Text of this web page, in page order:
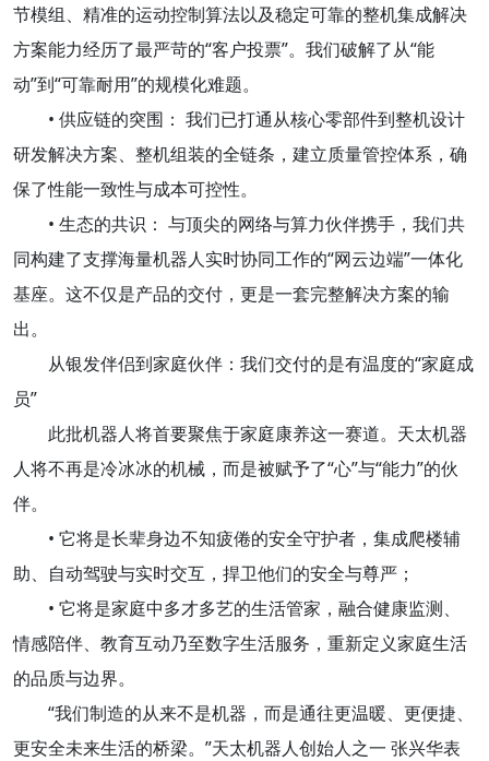
节模组、精准的运动控制算法以及稳定可靠的整机集成解决
方案能力经历了最严苛的“客户投票”。我们破解了从“能
动”到“可靠耐用”的规模化难题。
• 供应链的突围： 我们已打通从核心零部件到整机设计
研发解决方案、整机组装的全链条，建立质量管控体系，确
保了性能一致性与成本可控性。
• 生态的共识： 与顶尖的网络与算力伙伴携手，我们共
同构建了支撑海量机器人实时协同工作的“网云边端”一体化
基座。这不仅是产品的交付，更是一套完整解决方案的输
出。
从银发伴侣到家庭伙伴：我们交付的是有温度的“家庭成
员”
此批机器人将首要聚焦于家庭康养这一赛道。天太机器
人将不再是冷冰冰的机械，而是被赋予了“心”与“能力”的伙
伴。
• 它将是长辈身边不知疲倦的安全守护者，集成爬楼辅
助、自动驾驶与实时交互，捍卫他们的安全与尊严；
• 它将是家庭中多才多艺的生活管家，融合健康监测、
情感陪伴、教育互动乃至数字生活服务，重新定义家庭生活
的品质与边界。
“我们制造的从来不是机器，而是通往更温暖、更便捷、
更安全未来生活的桥梁。”天太机器人创始人之一 张兴华表